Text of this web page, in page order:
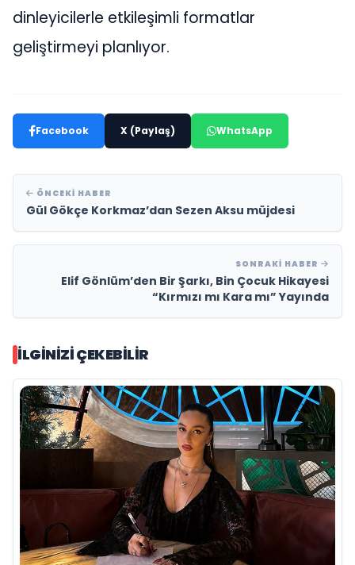
dinleyicilerle etkileşimli formatlar
geliştirmeyi planlıyor.
Facebook X (Paylaş) WhatsApp
ÖNCEKI HABER
Gül Gökçe Korkmaz’dan Sezen Aksu müjdesi
SONRAKI HABER
Elif Gönlüm’den Bir Şarkı, Bin Çocuk Hikayesi
“Kırmızı mı Kara mı” Yayında
İLGINIZI ÇEKEBILIR